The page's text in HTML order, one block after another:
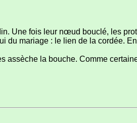
Une fois leur nœud bouclé, les
du mariage : le lien de la cordée.
assèche la bouche. Comme